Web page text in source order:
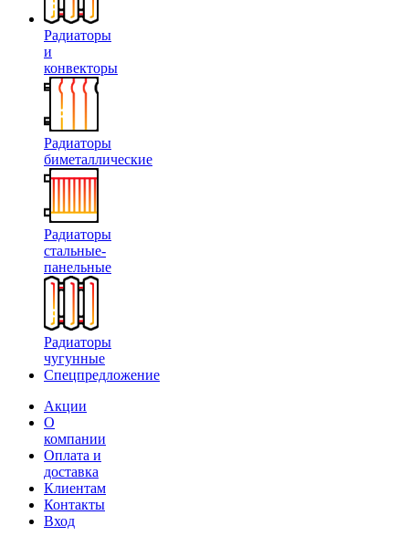
Радиаторы
и
конвекторы
Радиаторы
биметаллические
Радиаторы
стальные-
панельные
Радиаторы
чугунные
Спецпредложение
Акции
О
компании
Оплата и
доставка
Клиентам
Контакты
Вход